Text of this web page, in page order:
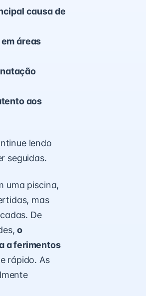
causa de
áreas
aos
lendo
seguidas.
uma piscina,
mas
De
o
a ferimentos
rápido. As